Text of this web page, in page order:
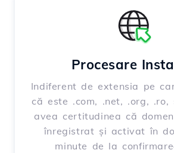
Procesare
Indiferent de extensia pe
că este .com, .net, .org, .ro,
avea certitudinea că
înregistrat și activat în
minute de la